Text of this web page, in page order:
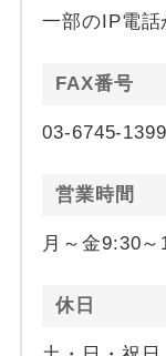
一部のIP電話
FAX番号
03-6745-1399
営業時間
月～金9:30～
休日